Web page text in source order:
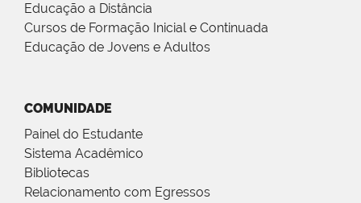
Educação a Distância
Cursos de Formação Inicial e Continuada
Educação de Jovens e Adultos
COMUNIDADE
Painel do Estudante
Sistema Acadêmico
Bibliotecas
Relacionamento com Egressos